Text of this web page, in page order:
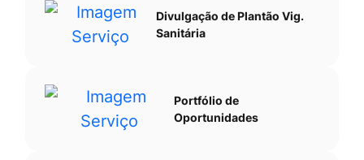
Divulgação de Plantão Vig.
Sanitária
Portfólio de
Oportunidades